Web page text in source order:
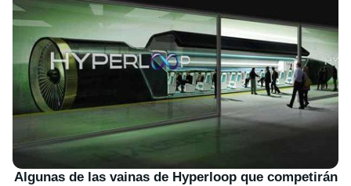
Algunas de las vainas de Hyperloop que competirán